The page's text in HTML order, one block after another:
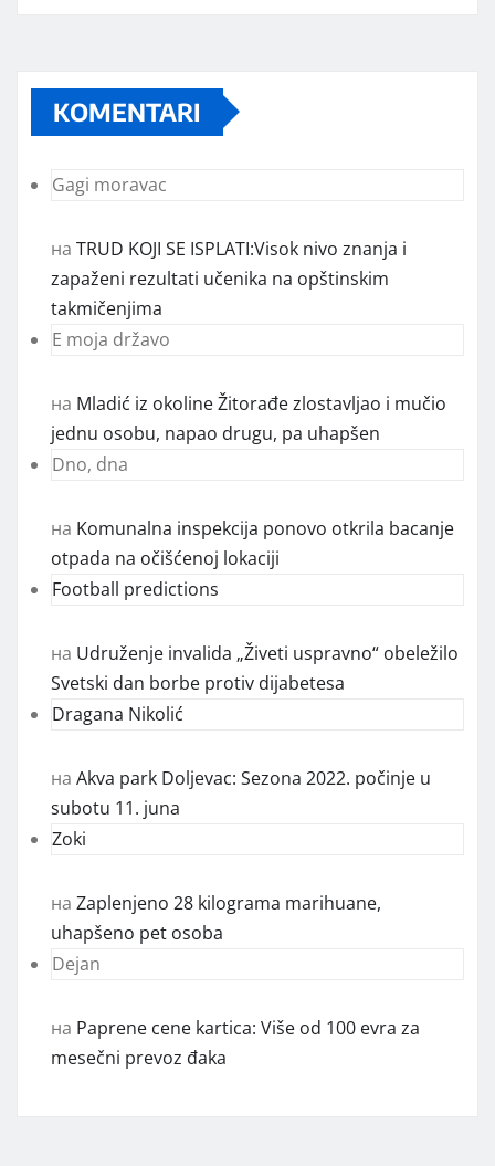
KOMENTARI
Gagi moravac
на TRUD KOJI SE ISPLATI:Visok nivo znanja i
zapaženi rezultati učenika na opštinskim
takmičenjima
E moja državo
на Mladić iz okoline Žitorađe zlostavljao i mučio
jednu osobu, napao drugu, pa uhapšen
Dno, dna
на Komunalna inspekcija ponovo otkrila bacanje
otpada na očišćenoj lokaciji
Football predictions
на Udruženje invalida „Živeti uspravno“ obeležilo
Svetski dan borbe protiv dijabetesa
Dragana Nikolić
на Akva park Doljevac: Sezona 2022. počinje u
subotu 11. juna
Zoki
на Zaplenjeno 28 kilograma marihuane,
uhapšeno pet osoba
Dejan
на Paprene cene kartica: Više od 100 evra za
mesečni prevoz đaka